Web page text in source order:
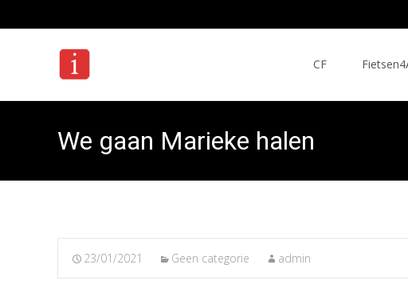
naar
inhoud
CF
We gaan Marieke halen
23/01/2021 Geen categorie admin